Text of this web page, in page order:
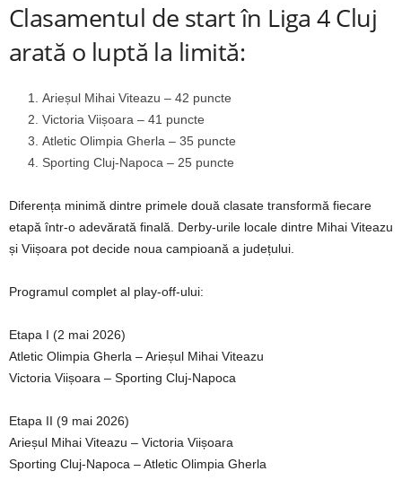
Clasamentul de start în Liga 4 Cluj
arată o luptă la limită:
Arieșul Mihai Viteazu – 42 puncte
Victoria Viișoara – 41 puncte
Atletic Olimpia Gherla – 35 puncte
Sporting Cluj-Napoca – 25 puncte
Diferența minimă dintre primele două clasate transformă fiecare
etapă într-o adevărată finală. Derby-urile locale dintre Mihai Viteazu
și Viișoara pot decide noua campioană a județului.
Programul complet al play-off-ului:
Etapa I (2 mai 2026)
Atletic Olimpia Gherla – Arieșul Mihai Viteazu
Victoria Viișoara – Sporting Cluj-Napoca
Etapa II (9 mai 2026)
Arieșul Mihai Viteazu – Victoria Viișoara
Sporting Cluj-Napoca – Atletic Olimpia Gherla